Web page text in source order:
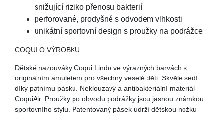
snižující riziko přenosu bakterií
perforované, prodyšné s odvodem vlhkosti
unikátní sportovní design s proužky na podrážce
COQUI O VÝROBKU:
Dětské nazouváky Coqui Lindo ve výrazných barvách s
originálním amuletem pro všechny veselé děti. Skvěle sedí
díky patnímu pásku. Neklouzavý a antibakteriální materiál
CoquiAir. Proužky po obvodu podrážky jsou jasnou známkou
sportovního stylu. Patentovaný pásek udrží dětskou nožku